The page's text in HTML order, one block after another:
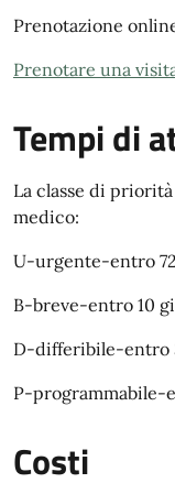
Prenotazione
Prenotare una
Tempi di
La classe di
medico:
U-urgente-entro
B-breve-entro 10
D-differibile-entro
P-programmabile-
Costi